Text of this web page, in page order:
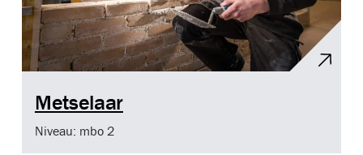
Metselaar
Niveau: mbo 2